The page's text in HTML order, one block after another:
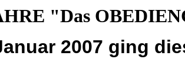
"Das
2007 ging